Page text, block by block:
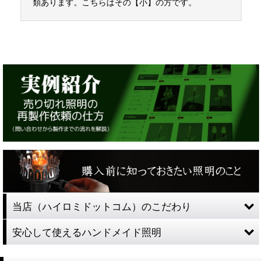
類あります。こちらはその【小】の方です。
当店（ハイロミドットコム）のこだわり
安心して使えるハンドメイド照明